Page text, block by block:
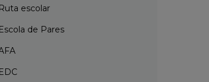
Ruta escolar
Escola de Pares
EDC